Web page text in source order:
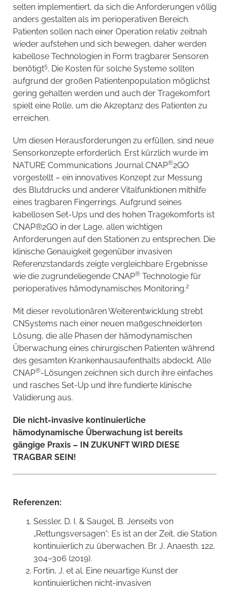
selten implementiert, da sich die Anforderungen völlig
anders gestalten als im perioperativen Bereich.
Patienten sollen nach einer Operation relativ zeitnah
wieder aufstehen und sich bewegen, daher werden
kabellose Technologien in Form tragbarer Sensoren
benötigt5. Die Kosten für solche Systeme sollten
aufgrund der großen Patientenpopulation möglichst
gering gehalten werden und auch der Tragekomfort
spielt eine Rolle, um die Akzeptanz des Patienten zu
erreichen.
Um diesen Herausforderungen zu erfüllen, sind neue
Sensorkonzepte erforderlich. Erst kürzlich wurde im
NATURE Communications Journal CNAP®2GO
vorgestellt – ein innovatives Konzept zur Messung
des Blutdrucks und anderer Vitalfunktionen mithilfe
eines tragbaren Fingerrings. Aufgrund seines
kabellosen Set-Ups und des hohen Tragekomforts ist
CNAP®2GO in der Lage, allen wichtigen
Anforderungen auf den Stationen zu entsprechen. Die
klinische Genauigkeit gegenüber invasiven
Referenzstandards zeigte vergleichbare Ergebnisse
wie die zugrundeliegende CNAP® Technologie für
perioperatives hämodynamisches Monitoring.2
Mit dieser revolutionären Weiterentwicklung strebt
CNSystems nach einer neuen maßgeschneiderten
Lösung, die alle Phasen der hämodynamischen
Überwachung eines chirurgischen Patienten während
des gesamten Krankenhausaufenthalts abdeckt. Alle
CNAP®-Lösungen zeichnen sich durch ihre einfaches
und rasches Set-Up und ihre fundierte klinische
Validierung aus.
Die nicht-invasive kontinuierliche
hämodynamische Überwachung ist bereits
gängige Praxis – IN ZUKUNFT WIRD DIESE
TRAGBAR SEIN!
Referenzen:
Sessler, D. I. & Saugel, B. Jenseits von
„Rettungsversagen“: Es ist an der Zeit, die Station
kontinuierlich zu überwachen. Br. J. Anaesth. 122,
304–306 (2019).
Fortin, J. et al. Eine neuartige Kunst der
kontinuierlichen nicht-invasiven